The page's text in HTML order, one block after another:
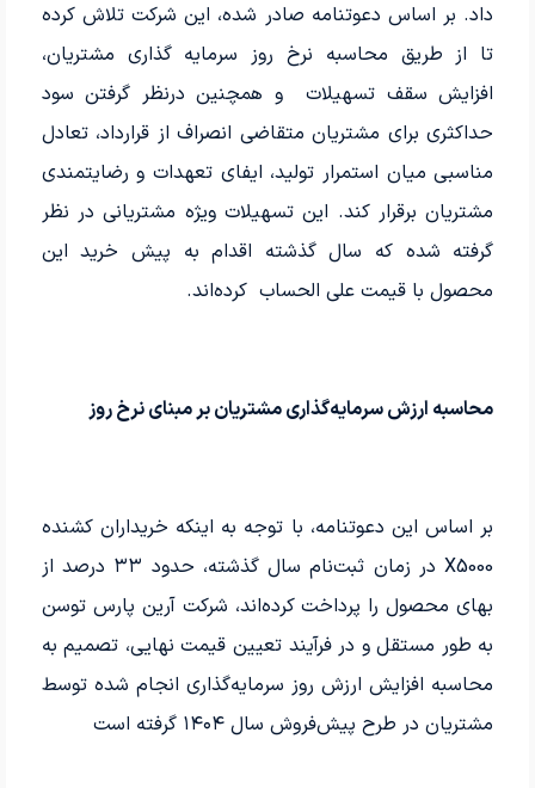
داد. بر اساس دعوتنامه صادر شده، این شرکت تلاش کرده
تا از طریق محاسبه نرخ روز سرمایه‎ گذاری مشتریان،
افزایش سقف تسهیلات و همچنین درنظر گرفتن سود
حداکثری برای مشتریان متقاضی انصراف از قرارداد، تعادل
مناسبی میان استمرار تولید، ایفای تعهدات و رضایتمندی
مشتریان برقرار کند. این تسهیلات ویژه مشتریانی در نظر
گرفته شده که سال گذشته اقدام به پیش خرید این
محصول با قیمت علی الحساب کرده‌اند.
محاسبه ارزش سرمایه‌گذاری مشتریان بر مبنای نرخ روز
بر اساس این دعوتنامه، با توجه به اینکه خریداران کشنده
X5000 در زمان ثبت‌نام سال گذشته، حدود ۳۳ درصد از
بهای محصول را پرداخت کرده‌اند، شرکت آرین پارس توسن
به‌ طور مستقل و در فرآیند تعیین قیمت نهایی، تصمیم به
محاسبه افزایش ارزش روز سرمایه‌گذاری انجام‌ شده توسط
مشتریان در طرح پیش‌فروش سال ۱۴۰۴ گرفته است